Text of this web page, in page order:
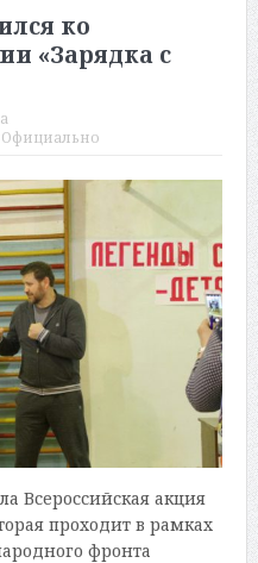
ко
«Зарядка с
Официально
Всероссийская акция
проходит в рамках
фронта